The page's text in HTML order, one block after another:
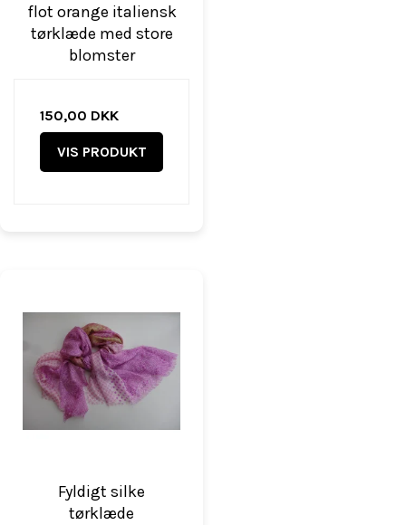
flot orange italiensk
tørklæde med store
blomster
150,00 DKK
VIS PRODUKT
Fyldigt silke
tørklæde